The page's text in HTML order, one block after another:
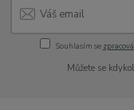
Souhlasím se
Můžete se